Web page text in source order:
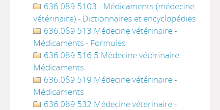
636.089 5103 - Médicaments (médecine
vétérinaire) - Dictionnaires et encyclopédies
636.089 513 Médecine vétérinaire -
Médicaments - Formules
636.089 516 5 Médecine vétérinaire -
Médicaments
636.089 519 Médecine vétérinaire -
Médicaments
636.089 532 Médecine vétérinaire -